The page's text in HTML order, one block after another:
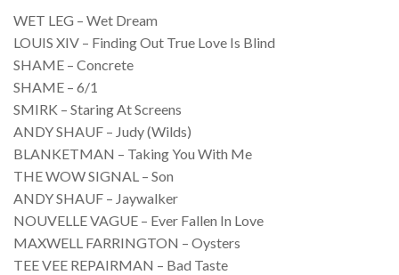
WET LEG – Wet Dream
LOUIS XIV – Finding Out True Love Is Blind
SHAME – Concrete
SHAME – 6/1
SMIRK – Staring At Screens
ANDY SHAUF – Judy (Wilds)
BLANKETMAN – Taking You With Me
THE WOW SIGNAL – Son
ANDY SHAUF – Jaywalker
NOUVELLE VAGUE – Ever Fallen In Love
MAXWELL FARRINGTON – Oysters
TEE VEE REPAIRMAN – Bad Taste